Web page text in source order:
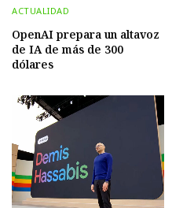
ACTUALIDAD
OpenAI prepara un altavoz
de IA de más de 300
dólares